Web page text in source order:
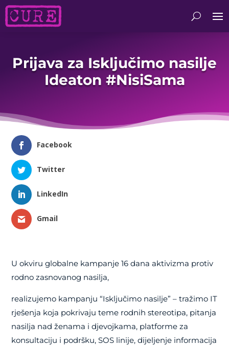
Prijava za Isključimo nasilje
Ideaton #NisiSama
Facebook
Twitter
LinkedIn
Gmail
U okviru globalne kampanje 16 dana aktivizma protiv
rodno zasnovanog nasilja,
realizujemo kampanju “Isključimo nasilje” – tražimo IT
rješenja koja pokrivaju teme rodnih stereotipa, pitanja
nasilja nad ženama i djevojkama, platforme za
konsultaciju i podršku, SOS linije, dijeljenje informacija